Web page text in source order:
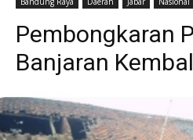
Pembongkaran
Banjaran